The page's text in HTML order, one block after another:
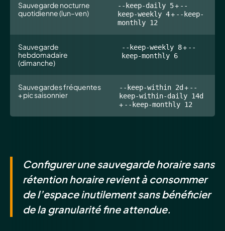
Sauvegarde nocturne
quotidienne (lun–ven)
--keep-daily 5+ --
keep-weekly 4+ --keep-
monthly 12
Sauvegarde
hebdomadaire
(dimanche)
--keep-weekly 8+ --
keep-monthly 6
Sauvegardes fréquentes
+ pic saisonnier
--keep-within 2d + --
keep-within-daily 14d
+ --keep-monthly 12
Configurer une sauvegarde horaire sans
rétention horaire revient à consommer
de l’espace inutilement sans bénéficier
de la granularité fine attendue.